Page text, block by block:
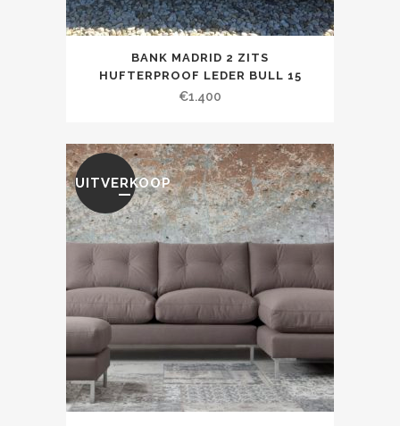
BANK MADRID 2 ZITS
HUFTERPROOF LEDER BULL 15
€1.400
UITVERKOOP